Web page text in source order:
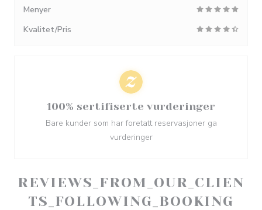
REVIEWS_FROM_OUR_CLIEN
TS_FOLLOWING_BOOKING
Menyer
Kvalitet/Pris
100% sertifiserte vurderinger
Bare kunder som har foretatt reservasjoner ga
vurderinger